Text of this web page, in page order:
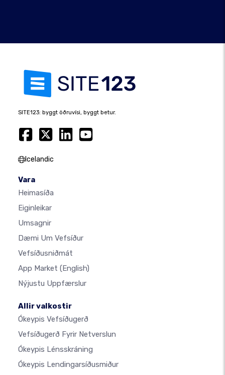
SITE123: byggt öðruvísi, byggt betur.
Icelandic
Vara
Heimasíða
Eiginleikar
Umsagnir
Dæmi Um Vefsíður
Vefsíðusniðmát
App Market (English)
Nýjustu Uppfærslur
Allir valkostir
Ókeypis Vefsíðugerð
Vefsíðugerð Fyrir Netverslun
Ókeypis Lénsskráning
Ókeypis Lendingarsíðusmiður